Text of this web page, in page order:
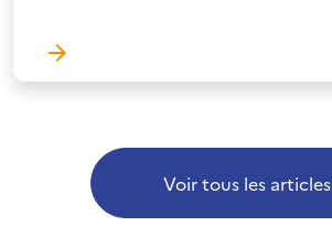
Voir tous les articles